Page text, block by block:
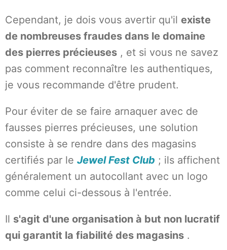
Cependant, je dois vous avertir qu'il existe
de nombreuses fraudes dans le domaine
des pierres précieuses , et si vous ne savez
pas comment reconnaître les authentiques,
je vous recommande d'être prudent.
Pour éviter de se faire arnaquer avec de
fausses pierres précieuses, une solution
consiste à se rendre dans des magasins
certifiés par le Jewel Fest Club ; ils affichent
généralement un autocollant avec un logo
comme celui ci-dessous à l'entrée.
Il s'agit d'une organisation à but non lucratif
qui garantit la fiabilité des magasins .